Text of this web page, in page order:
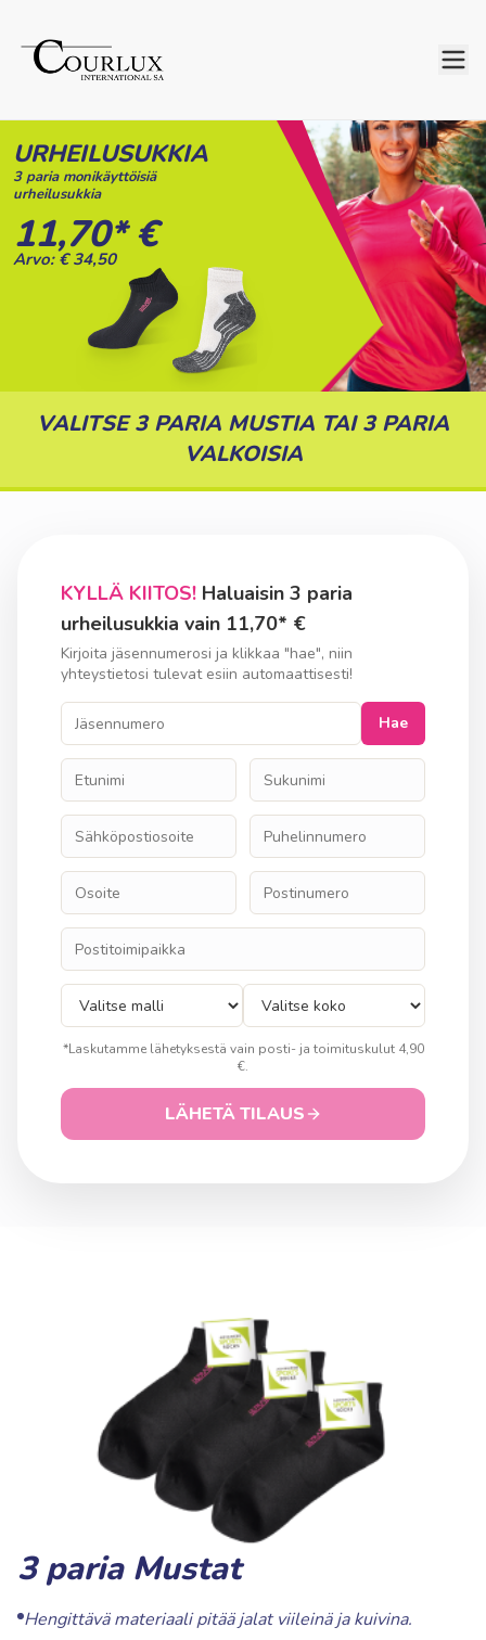
URHEILUSUKKIA
3 paria monikäyttöisiä
urheilusukkia
11,70* €
Arvo: € 34,50
VALITSE 3 PARIA MUSTIA TAI 3 PARIA
VALKOISIA
KYLLÄ KIITOS! Haluaisin 3 paria
urheilusukkia vain 11,70* €
Kirjoita jäsennumerosi ja klikkaa "hae", niin
yhteystietosi tulevat esiin automaattisesti!
Hae
*Laskutamme lähetyksestä vain posti- ja toimituskulut 4,90
€.
LÄHETÄ TILAUS
3 paria Mustat
Hengittävä materiaali pitää jalat viileinä ja kuivina.